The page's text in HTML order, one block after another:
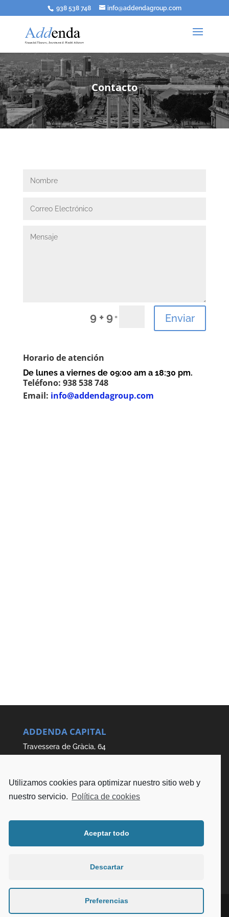
938 538 748 info@addendagroup.com
Contacto
9 + 9 = Enviar
Horario de atención
De lunes a viernes de 09:00 am a 18:30 pm.
Teléfono: 938 538 748
Email: info@addendagroup.com
ADDENDA CAPITAL
Travessera de Gràcia, 64
Email: info@addendagroup.com
Utilizamos cookies para optimizar nuestro sitio web y
nuestro servicio. Política de cookies
Aceptar todo
Descartar
Preferencias